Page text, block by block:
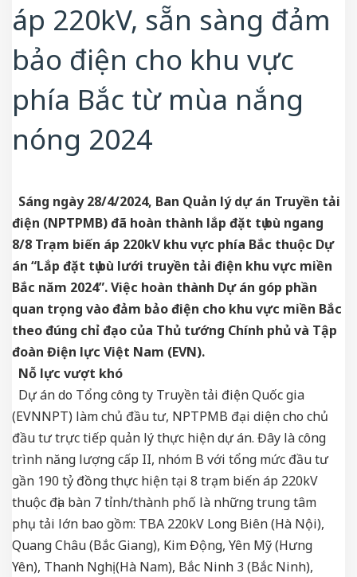
áp 220kV, sẵn sàng đảm
bảo điện cho khu vực
phía Bắc từ mùa nắng
nóng 2024
Sáng ngày 28/4/2024, Ban Quản lý dự án Truyền tải
điện (NPTPMB) đã hoàn thành lắp đặt tụ bù ngang
8/8 Trạm biến áp 220kV khu vực phía Bắc thuộc Dự
án “Lắp đặt tụ bù lưới truyền tải điện khu vực miền
Bắc năm 2024”. Việc hoàn thành Dự án góp phần
quan trọng vào đảm bảo điện cho khu vực miền Bắc
theo đúng chỉ đạo của Thủ tướng Chính phủ và Tập
đoàn Điện lực Việt Nam (EVN).
Nỗ lực vượt khó
Dự án do Tổng công ty Truyền tải điện Quốc gia
(EVNNPT) làm chủ đầu tư, NPTPMB đại diện cho chủ
đầu tư trực tiếp quản lý thực hiện dự án. Đây là công
trình năng lượng cấp II, nhóm B với tổng mức đầu tư
gần 190 tỷ đồng thực hiện tại 8 trạm biến áp 220kV
thuộc địa bàn 7 tỉnh/thành phố là những trung tâm
phụ tải lớn bao gồm: TBA 220kV Long Biên (Hà Nội),
Quang Châu (Bắc Giang), Kim Động, Yên Mỹ (Hưng
Yên), Thanh Nghị (Hà Nam), Bắc Ninh 3 (Bắc Ninh),